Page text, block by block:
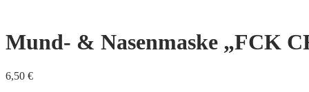
Mund- & Nasenmaske „FCK
6,50 €